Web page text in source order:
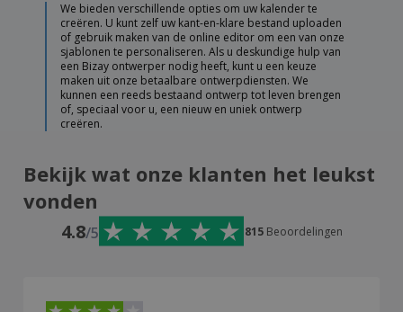
We bieden verschillende opties om uw kalender te
creëren. U kunt zelf uw kant-en-klare bestand uploaden
of gebruik maken van de online editor om een van onze
sjablonen te personaliseren. Als u deskundige hulp van
een Bizay ontwerper nodig heeft, kunt u een keuze
maken uit onze betaalbare ontwerpdiensten. We
kunnen een reeds bestaand ontwerp tot leven brengen
of, speciaal voor u, een nieuw en uniek ontwerp
creëren.
Bekijk wat onze klanten het leukst
vonden
4.8/5 815 Beoordelingen